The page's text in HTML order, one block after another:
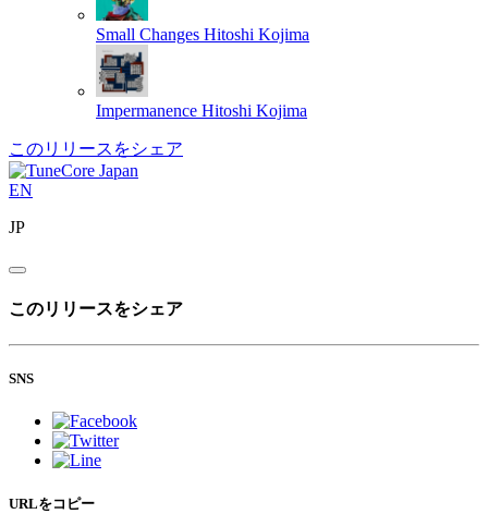
Small Changes Hitoshi Kojima
Impermanence Hitoshi Kojima
このリリースをシェア
EN
JP
このリリースをシェア
SNS
URLをコピー